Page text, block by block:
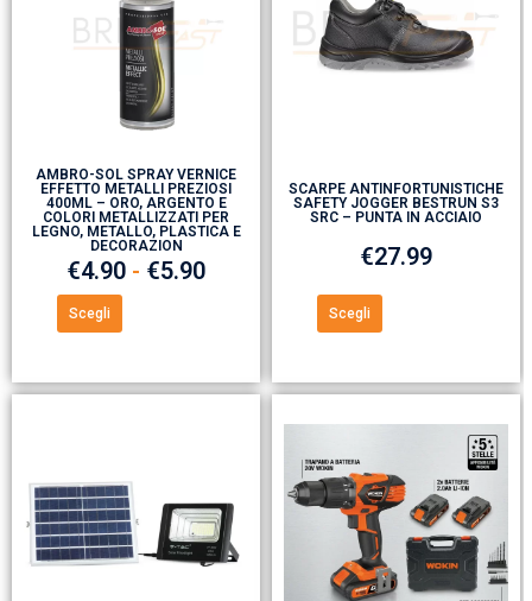
AMBRO-SOL SPRAY VERNICE
EFFETTO METALLI PREZIOSI
400ML – ORO, ARGENTO E
COLORI METALLIZZATI PER
LEGNO, METALLO, PLASTICA E
DECORAZION
€4.90 - €5.90
Scegli
SCARPE ANTINFORTUNISTICHE
SAFETY JOGGER BESTRUN S3
SRC – PUNTA IN ACCIAIO
€27.99
Scegli